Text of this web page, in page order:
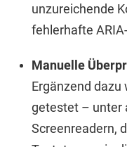
unzureichende
fehlerhafte
Manuelle
Ergänzend dazu
getestet – unter
Screenreadern,